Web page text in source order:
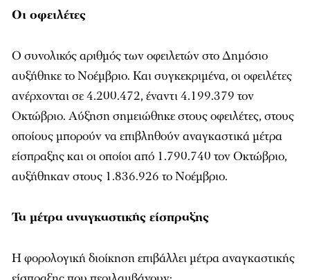
Οι οφειλέτες
Ο συνολικός αριθμός των οφειλετών στο Δημόσιο
αυξήθηκε το Νοέμβριο. Και συγκεκριμένα, οι οφειλέτες
ανέρχονται σε 4.200.472, έναντι 4.199.379 τον
Οκτώβριο. Αύξηση σημειώθηκε στους οφειλέτες, στους
οποίους μπορούν να επιβληθούν αναγκαστικά μέτρα
είσπραξης και οι οποίοι από 1.790.740 τον Οκτώβριο,
αυξήθηκαν στους 1.836.926 το Νοέμβριο.
Τα μέτρα αναγκαστικής είσπραξης
Η φορολογική διοίκηση επιβάλλει μέτρα αναγκαστικής